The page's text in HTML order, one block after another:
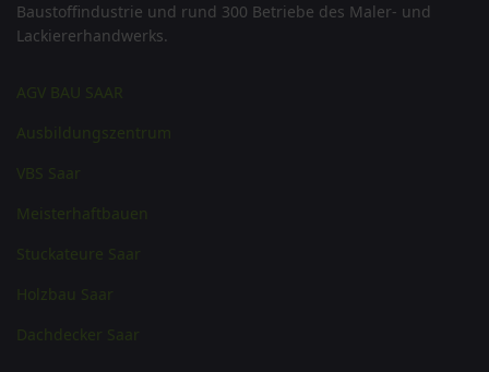
Baustoffindustrie und rund 300 Betriebe des Maler- und
Lackiererhandwerks.
AGV BAU SAAR
Ausbildungszentrum
VBS Saar
Meisterhaftbauen
Stuckateure Saar
Holzbau Saar
Dachdecker Saar